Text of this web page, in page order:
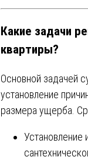
Какие задачи
квартиры?
Основной задачей
установление
размера ущерба.
Установление